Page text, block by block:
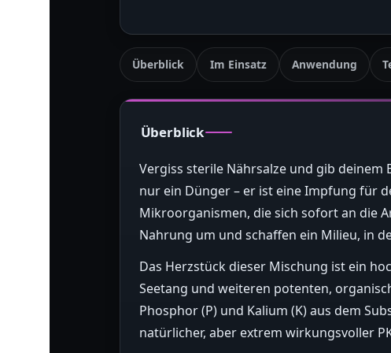
Überblick Im Einsatz Anwendung
Überblick
Vergiss sterile Nährsalze und gib deinem
nur ein Dünger – er ist eine Impfung für
Mikroorganismen, die sich sofort an die
Nahrung um und schaffen ein Milieu, in
Das Herzstück dieser Mischung ist ein
Seetang und weiteren potenten,
Phosphor (P) und Kalium (K) aus dem
natürlicher, aber extrem wirkungsvoller